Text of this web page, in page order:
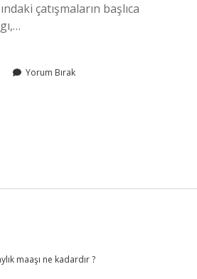
çatışmaların başlıca
Yorum Bırak
maaşı ne kadardır ?